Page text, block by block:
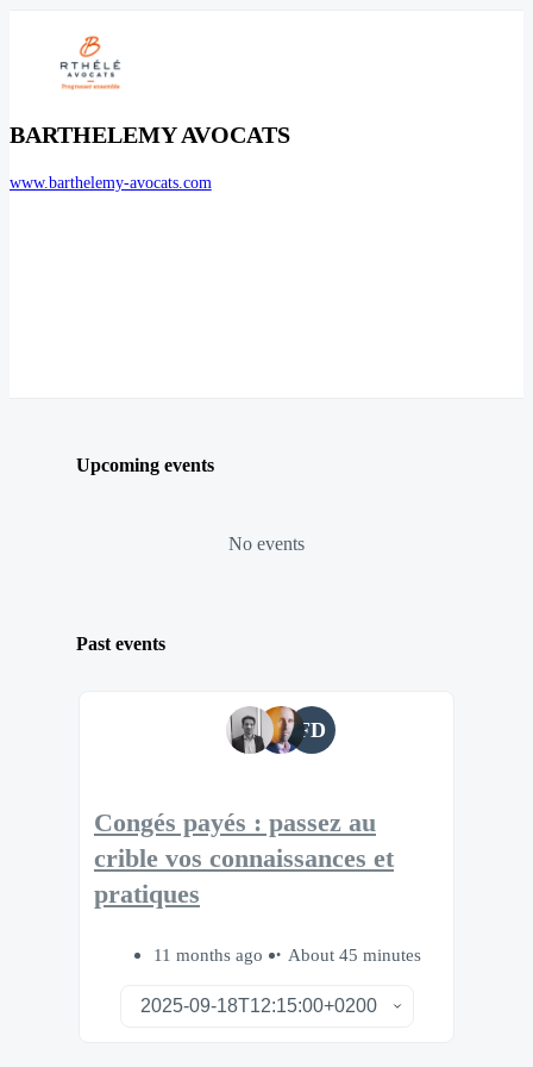
BARTHELEMY AVOCATS
www.barthelemy-avocats.com
Upcoming events
No events
Past events
FD
Congés payés : passez au
crible vos connaissances et
pratiques
11 months ago About 45 minutes